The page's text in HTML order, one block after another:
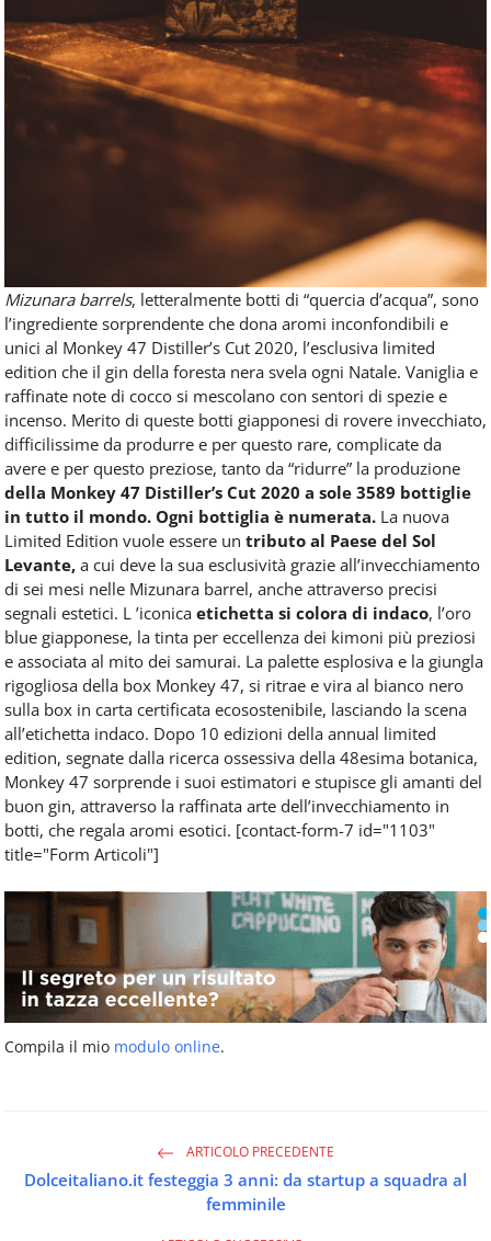
Mizunara barrels, letteralmente botti di “quercia d’acqua”, sono
l’ingrediente sorprendente che dona aromi inconfondibili e
unici al Monkey 47 Distiller’s Cut 2020, l’esclusiva limited
edition che il gin della foresta nera svela ogni Natale. Vaniglia e
raffinate note di cocco si mescolano con sentori di spezie e
incenso. Merito di queste botti giapponesi di rovere invecchiato,
difficilissime da produrre e per questo rare, complicate da
avere e per questo preziose, tanto da “ridurre” la produzione
della Monkey 47 Distiller’s Cut 2020 a sole 3589 bottiglie
in tutto il mondo. Ogni bottiglia è numerata. La nuova
Limited Edition vuole essere un tributo al Paese del Sol
Levante, a cui deve la sua esclusività grazie all’invecchiamento
di sei mesi nelle Mizunara barrel, anche attraverso precisi
segnali estetici. L ’iconica etichetta si colora di indaco, l’oro
blue giapponese, la tinta per eccellenza dei kimoni più preziosi
e associata al mito dei samurai. La palette esplosiva e la giungla
rigogliosa della box Monkey 47, si ritrae e vira al bianco nero
sulla box in carta certificata ecosostenibile, lasciando la scena
all’etichetta indaco. Dopo 10 edizioni della annual limited
edition, segnate dalla ricerca ossessiva della 48esima botanica,
Monkey 47 sorprende i suoi estimatori e stupisce gli amanti del
buon gin, attraverso la raffinata arte dell’invecchiamento in
botti, che regala aromi esotici. [contact-form-7 id="1103"
title="Form Articoli"]
Compila il mio modulo online.
ARTICOLO PRECEDENTE
Dolceitaliano.it festeggia 3 anni: da startup a squadra al
femminile